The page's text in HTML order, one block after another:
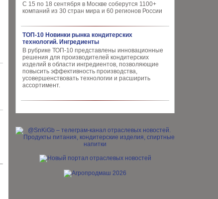
С 15 по 18 сентября в Москве соберутся 1100+
компаний из 30 стран мира и 60 регионов России
ТОП-10 Новинки рынка кондитерских
технологий. Ингредиенты
В рубрике ТОП-10 представлены инновационные
решения для производителей кондитерских
изделий в области ингредиентов, позволяющие
повысить эффективность производства,
усовершенствовать технологии и расширить
ассортимент.